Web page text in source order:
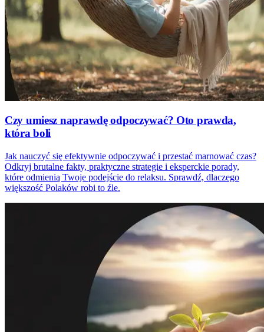
Czy umiesz naprawdę odpoczywać? Oto prawda,
która boli
Jak nauczyć się efektywnie odpoczywać i przestać marnować czas?
Odkryj brutalne fakty, praktyczne strategie i eksperckie porady,
które odmienią Twoje podejście do relaksu. Sprawdź, dlaczego
większość Polaków robi to źle.